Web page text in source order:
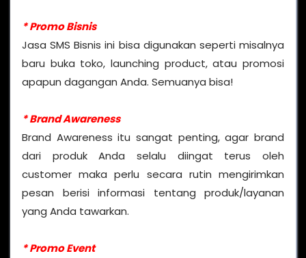
* Promo Bisnis
Jasa SMS Bisnis ini bisa digunakan seperti misalnya
baru buka toko, launching product, atau promosi
apapun dagangan Anda. Semuanya bisa!
* Brand Awareness
Brand Awareness itu sangat penting, agar brand
dari produk Anda selalu diingat terus oleh
customer maka perlu secara rutin mengirimkan
pesan berisi informasi tentang produk/layanan
yang Anda tawarkan.
* Promo Event